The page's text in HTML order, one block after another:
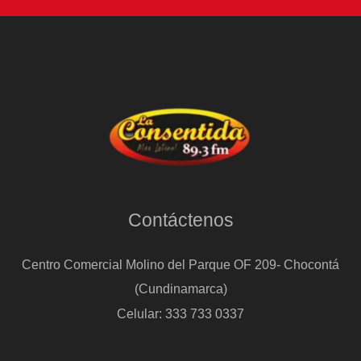
Contáctenos
Centro Comercial Molino del Parque OF 209- Chocontá
(Cundinamarca)
Celular: 333 733 0337